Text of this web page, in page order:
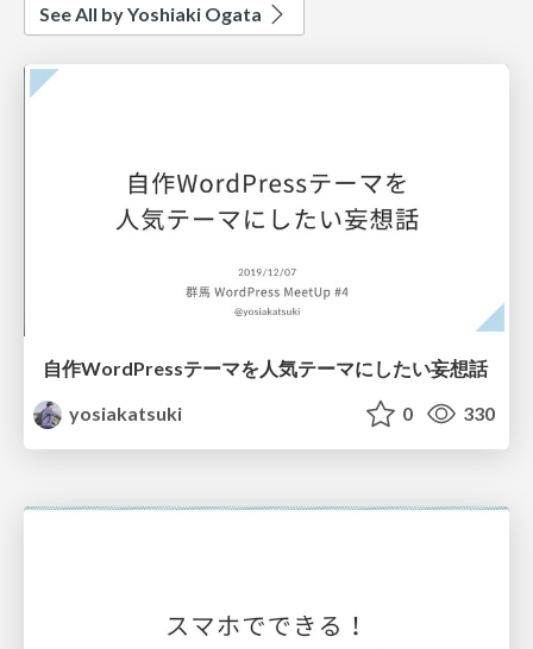
See All by Yoshiaki Ogata
自作WordPressテーマを人気テーマにしたい妄想話
yosiakatsuki
0 330